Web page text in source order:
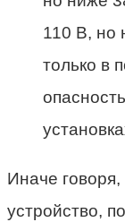
110 В, но
только в
Иначе говоря,
устройство,